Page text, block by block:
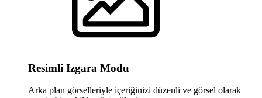
Resimli Izgara Modu
Arka plan görselleriyle içeriğinizi düzenli ve görsel olarak